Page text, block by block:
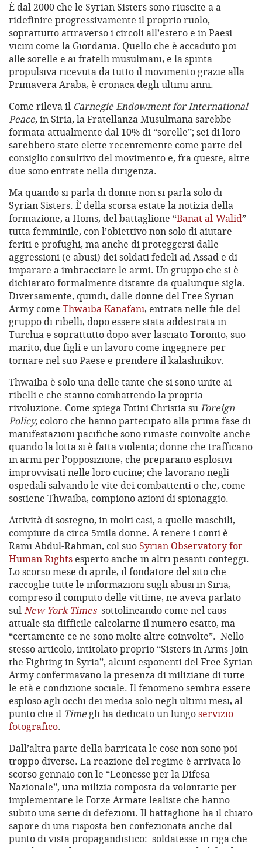
È dal 2000 che le Syrian Sisters sono riuscite a a
ridefinire progressivamente il proprio ruolo,
soprattutto attraverso i circoli all’estero e in Paesi
vicini come la Giordania. Quello che è accaduto poi
alle sorelle e ai fratelli musulmani, e la spinta
propulsiva ricevuta da tutto il movimento grazie alla
Primavera Araba, è cronaca degli ultimi anni.
Come rileva il Carnegie Endowment for International
Peace, in Siria, la Fratellanza Musulmana sarebbe
formata attualmente dal 10% di “sorelle”; sei di loro
sarebbero state elette recentemente come parte del
consiglio consultivo del movimento e, fra queste, altre
due sono entrate nella dirigenza.
Ma quando si parla di donne non si parla solo di
Syrian Sisters. È della scorsa estate la notizia della
formazione, a Homs, del battaglione “Banat al-Walid”
tutta femminile, con l’obiettivo non solo di aiutare
feriti e profughi, ma anche di proteggersi dalle
aggressioni (e abusi) dei soldati fedeli ad Assad e di
imparare a imbracciare le armi. Un gruppo che si è
dichiarato formalmente distante da qualunque sigla.
Diversamente, quindi, dalle donne del Free Syrian
Army come Thwaiba Kanafani, entrata nelle file del
gruppo di ribelli, dopo essere stata addestrata in
Turchia e soprattutto dopo aver lasciato Toronto, suo
marito, due figli e un lavoro come ingegnere per
tornare nel suo Paese e prendere il kalashnikov.
Thwaiba è solo una delle tante che si sono unite ai
ribelli e che stanno combattendo la propria
rivoluzione. Come spiega Fotini Christia suForeign
Policy, coloro che hanno partecipato alla prima fase di
manifestazioni pacifiche sono rimaste coinvolte anche
quando la lotta si è fatta violenta; donne che trafficano
in armi per l’opposizione, che preparano esplosivi
improvvisati nelle loro cucine; che lavorano negli
ospedali salvando le vite dei combattenti o che, come
sostiene Thwaiba, compiono azioni di spionaggio.
Attività di sostegno, in molti casi, a quelle maschili,
compiute da circa 5mila donne. A tenere i conti è
Rami Abdul-Rahman, col suoSyrian Observatory for
Human Rights esperto anche in altri pesanti conteggi.
Lo scorso mese di aprile, il fondatore del sito che
raccoglie tutte le informazioni sugli abusi in Siria,
compreso il computo delle vittime, ne aveva parlato
sulNew York Times sottolineando come nel caos
attuale sia difficile calcolarne il numero esatto, ma
“certamente ce ne sono molte altre coinvolte”. Nello
stesso articolo, intitolato proprio “Sisters in Arms Join
the Fighting in Syria”, alcuni esponenti del Free Syrian
Army confermavano la presenza di miliziane di tutte
le età e condizione sociale. Il fenomeno sembra essere
esploso agli occhi dei media solo negli ultimi mesi, al
punto che il Timegli ha dedicato un lungoservizio
fotografico.
Dall’altra parte della barricata le cose non sono poi
troppo diverse. La reazione del regime è arrivata lo
scorso gennaio con le “Leonesse per la Difesa
Nazionale”, una milizia composta da volontarie per
implementare le Forze Armate lealiste che hanno
subito una serie di defezioni. Il battaglione ha il chiaro
sapore di una risposta ben confezionata anche dal
punto di vista propagandistico: soldatesse in riga che